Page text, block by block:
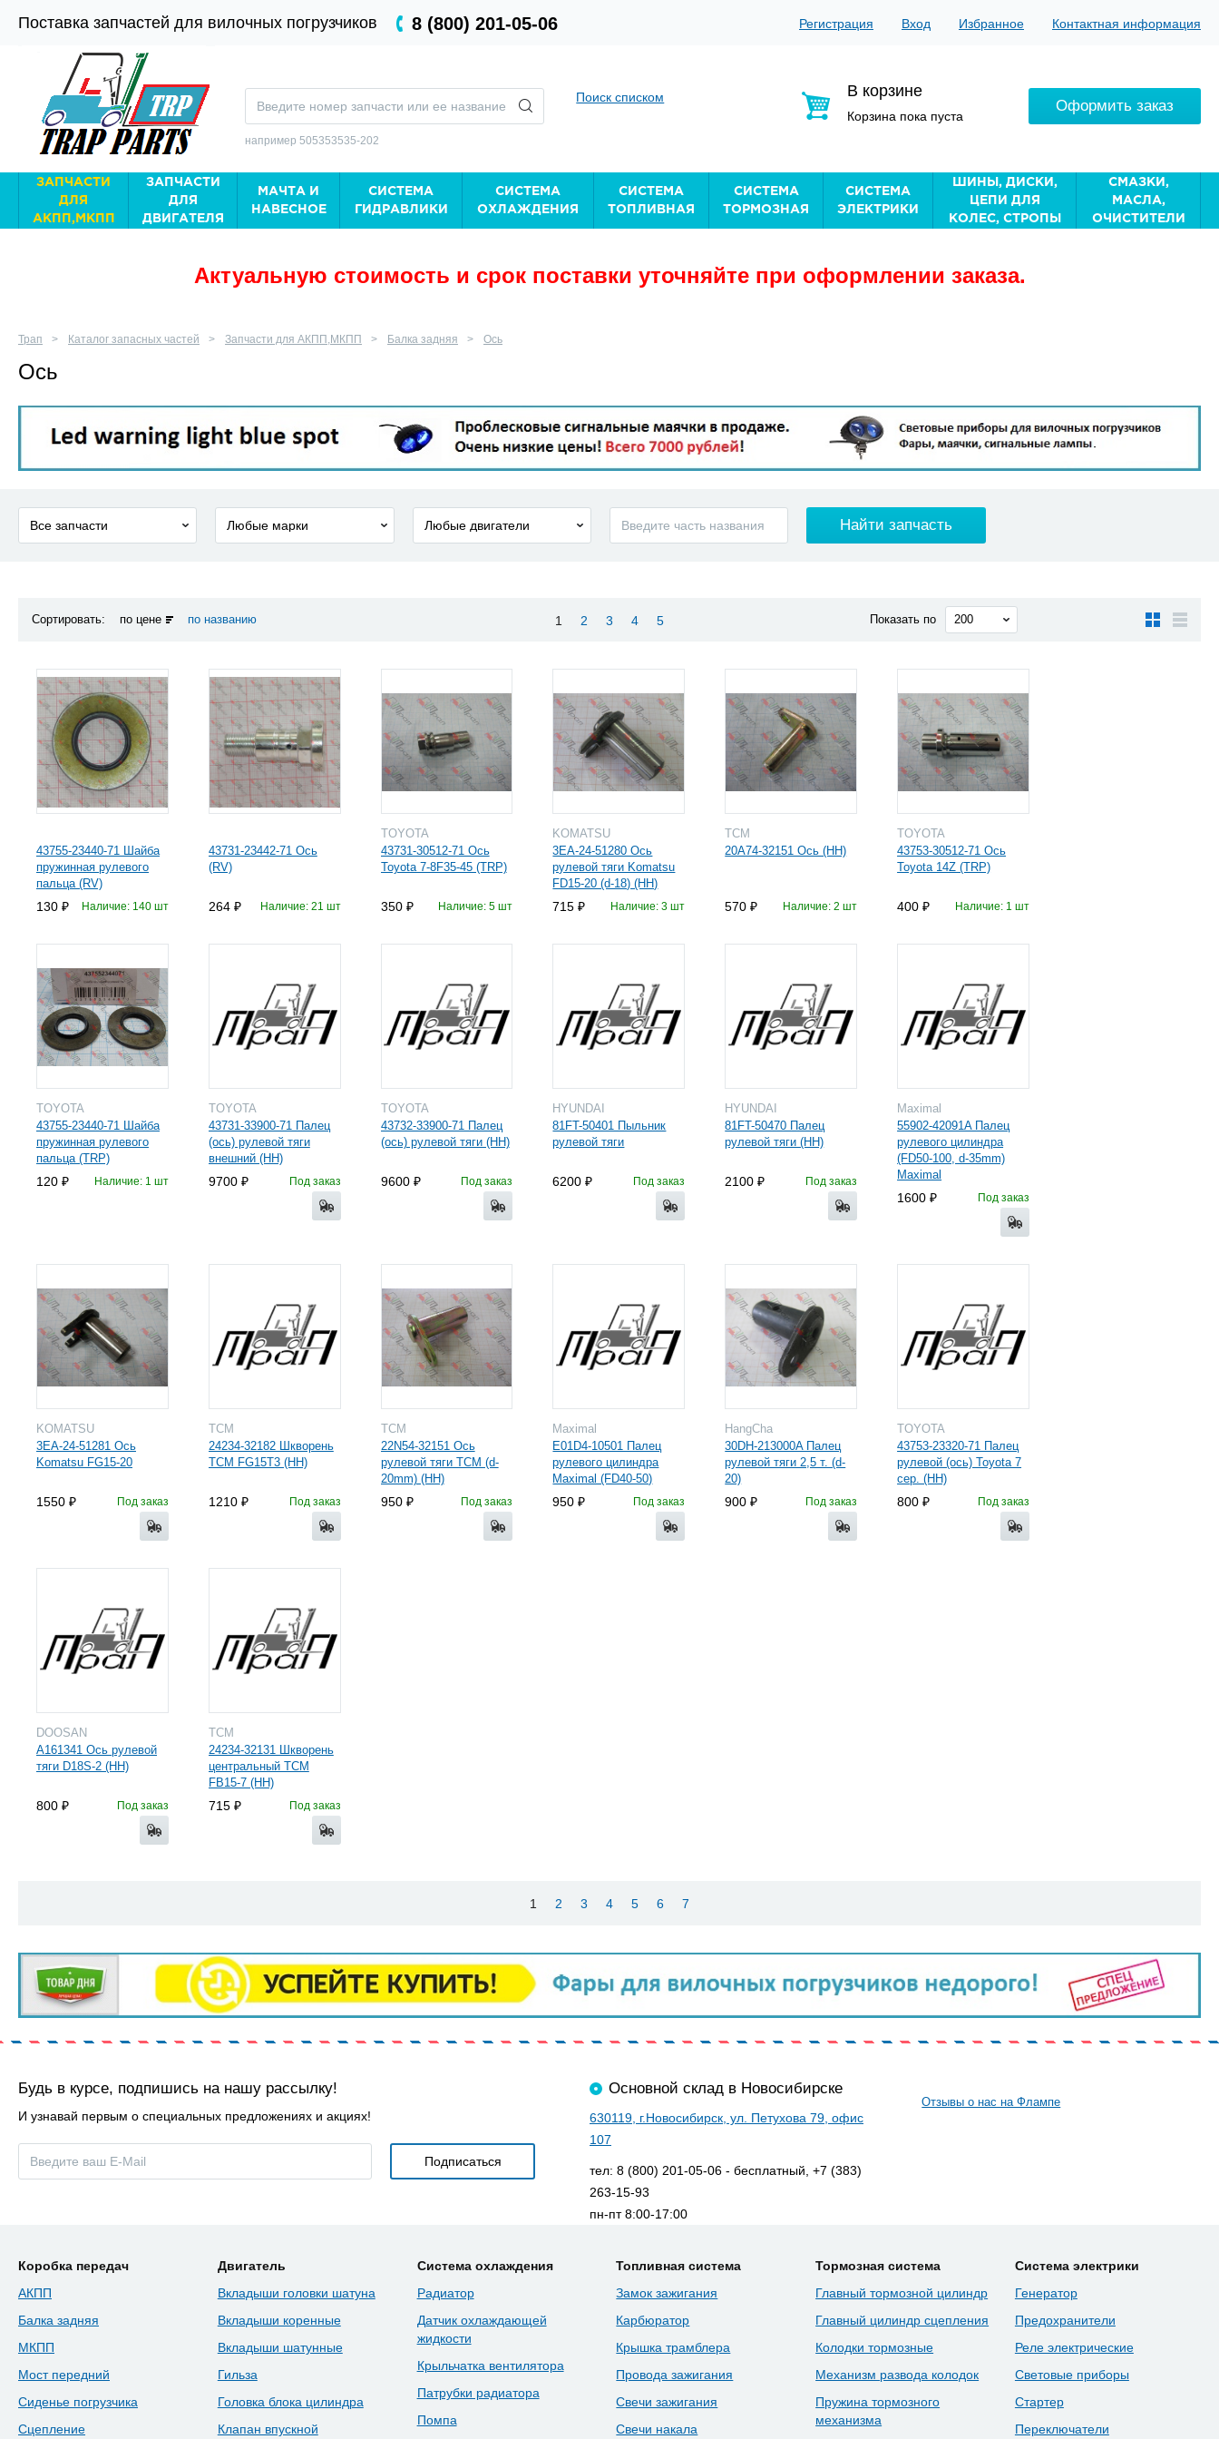
Поставка запчастей для вилочных погрузчиков 8 (800) 201-05-06 Регистрация Вход Избранное Контактная информация
например 505353535-202
Поиск списком В корзине
Корзина пока пуста
Оформить заказ
ЗАПЧАСТИ
ДЛЯ
АКПП,МКПП
ЗАПЧАСТИ
ДЛЯ
ДВИГАТЕЛЯ
МАЧТА И
НАВЕСНОЕ
СИСТЕМА
ГИДРАВЛИКИ
СИСТЕМА
ОХЛАЖДЕНИЯ
СИСТЕМА
ТОПЛИВНАЯ
СИСТЕМА
ТОРМОЗНАЯ
СИСТЕМА
ЭЛЕКТРИКИ
ШИНЫ, ДИСКИ,
ЦЕПИ ДЛЯ
КОЛЕС, СТРОПЫ
СМАЗКИ,
МАСЛА,
ОЧИСТИТЕЛИ
Актуальную стоимость и срок поставки уточняйте при оформлении заказа.
Трап Каталог запасных частей Запчасти для АКПП,МКПП Балка задняя Ось
Ось
Сортировать: по цене по названию 1 2 3 4 5 Показать по
43755-23440-71 Шайба
пружинная рулевого
пальца (RV)
130 Наличие: 140 шт
43731-23442-71 Ось
(RV)
264 Наличие: 21 шт
TOYOTA
43731-30512-71 Ось
Toyota 7-8F35-45 (TRP)
350 Наличие: 5 шт
KOMATSU
3EA-24-51280 Ось
рулевой тяги Komatsu
FD15-20 (d-18) (HH)
715 Наличие: 3 шт
TCM
20A74-32151 Ось (HH)
570 Наличие: 2 шт
TOYOTA
43753-30512-71 Ось
Toyota 14Z (TRP)
400 Наличие: 1 шт
TOYOTA
43755-23440-71 Шайба
пружинная рулевого
пальца (TRP)
120 Наличие: 1 шт
TOYOTA
43731-33900-71 Палец
(ось) рулевой тяги
внешний (HH)
9700 Под заказ
TOYOTA
43732-33900-71 Палец
(ось) рулевой тяги (HH)
9600 Под заказ
HYUNDAI
81FT-50401 Пыльник
рулевой тяги
6200 Под заказ
HYUNDAI
81FT-50470 Палец
рулевой тяги (HH)
2100 Под заказ
Maximal
55902-42091A Палец
рулевого цилиндра
(FD50-100, d-35mm)
Maximal
1600 Под заказ
KOMATSU
3EA-24-51281 Ось
Komatsu FG15-20
1550 Под заказ
TCM
24234-32182 Шкворень
TCM FG15T3 (HH)
1210 Под заказ
TCM
22N54-32151 Ось
рулевой тяги TCM (d-
20mm) (HH)
950 Под заказ
Maximal
E01D4-10501 Палец
рулевого цилиндра
Maximal (FD40-50)
950 Под заказ
HangCha
30DH-213000A Палец
рулевой тяги 2,5 т. (d-
20)
900 Под заказ
TOYOTA
43753-23320-71 Палец
рулевой (ось) Toyota 7
сер. (HH)
800 Под заказ
DOOSAN
A161341 Ось рулевой
тяги D18S-2 (HH)
800 Под заказ
TCM
24234-32131 Шкворень
центральный TCM
FB15-7 (HH)
715 Под заказ
1 2 3 4 5 6 7
Будь в курсе, подпишись на нашу рассылку!
И узнавай первым о специальных предложениях и акциях!
Основной склад в Новосибирске
630119, г.Новосибирск, ул. Петухова 79, офис
107
тел: 8 (800) 201-05-06 - бесплатный, +7 (383)
263-15-93
пн-пт 8:00-17:00
Отзывы о нас на Флампе
Коробка передач
АКПП
Балка задняя
МКПП
Мост передний
Сиденье погрузчика
Сцепление
Двигатель
Вкладыши головки шатуна
Вкладыши коренные
Вкладыши шатунные
Гильза
Головка блока цилиндра
Клапан впускной
Система охлаждения
Радиатор
Датчик охлаждающей
жидкости
Крыльчатка вентилятора
Патрубки радиатора
Помпа
Топливная система
Замок зажигания
Карбюратор
Крышка трамблера
Провода зажигания
Свечи зажигания
Свечи накала
Тормозная система
Главный тормозной цилиндр
Главный цилиндр сцепления
Колодки тормозные
Механизм развода колодок
Пружина тормозного
механизма
Система электрики
Генератор
Предохранители
Реле электрические
Световые приборы
Стартер
Переключатели